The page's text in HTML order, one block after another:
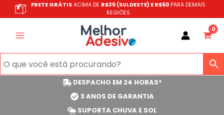
para
FRETE GRÁTISACIMA DE R$35 (SULDESTE) E R$50 PARA DEMAIS
REGIÕES
DESPACHO EM 24 HORAS*
3 ANOS DE GARANTIA
SUPORTA CHUVA E SOL